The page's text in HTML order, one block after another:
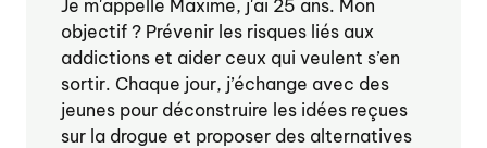
Je m'appelle Maxime, j'ai 25 ans. Mon
objectif ? Prévenir les risques liés aux
addictions et aider ceux qui veulent s’en
sortir. Chaque jour, j’échange avec des
jeunes pour déconstruire les idées reçues
sur la drogue et proposer des alternatives